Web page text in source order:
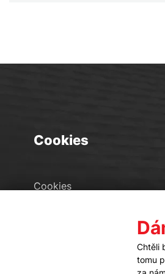
Cookies
Cookies
Chtěli
tomu